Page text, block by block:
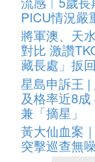
PICU情況嚴
將軍澳、天
對比 激讚
藏長處」扳
星島申訴王
及格率近8
兼「摘星」
黃大仙血案
突擊巡查無